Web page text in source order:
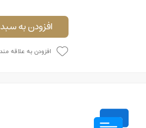
افزودن به
افزودن به علاقه